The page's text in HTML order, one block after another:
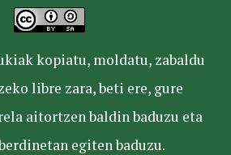
kopiatu, moldatu, zabaldu
libre zara, beti ere, gure
aitortzen baldin baduzu eta
egiten baduzu.